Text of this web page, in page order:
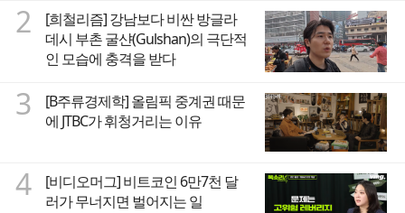
2
[희철리즘] 강남보다 비싼 방글라
데시 부촌 굴샨(Gulshan)의 극단적
인 모습에 충격을 받다
3
[B주류경제학] 올림픽 중계권 때문
에 JTBC가 휘청거리는 이유
4
[비디오머그] 비트코인 6만7천 달
러가 무너지면 벌어지는 일